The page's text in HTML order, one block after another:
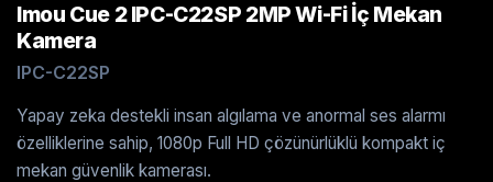
Imou Cue 2 IPC-C22SP 2MP Wi-Fi İç Mekan
Kamera
IPC-C22SP
Yapay zeka destekli insan algılama ve anormal ses alarmı
özelliklerine sahip, 1080p Full HD çözünürlüklü kompakt iç
mekan güvenlik kamerası.